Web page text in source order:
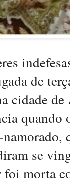
de
cidade
quando
se
foi morta